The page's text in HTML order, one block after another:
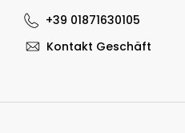
+39 01871630105
Kontakt Geschäft